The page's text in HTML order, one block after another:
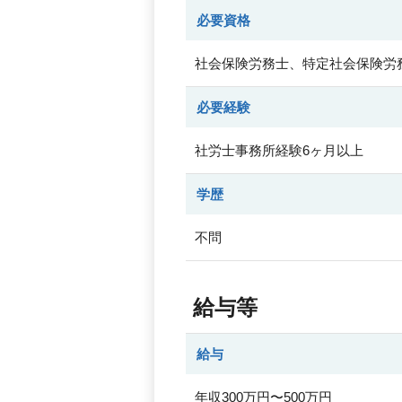
必要資格
社会保険労務士、特定社会保険労
必要経験
社労士事務所経験6ヶ月以上
学歴
不問
給与等
給与
年収300万円〜500万円